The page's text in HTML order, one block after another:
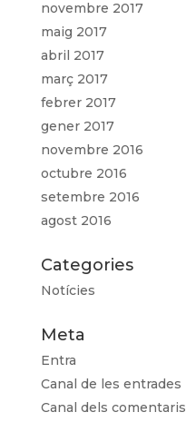
novembre 2017
maig 2017
abril 2017
març 2017
febrer 2017
gener 2017
novembre 2016
octubre 2016
setembre 2016
agost 2016
Categories
Notícies
Meta
Entra
Canal de les entrades
Canal dels comentaris